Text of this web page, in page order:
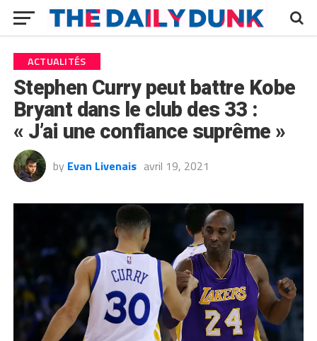
ACTUALITÉS
Stephen Curry peut battre Kobe
Bryant dans le club des 33 :
« J’ai une confiance suprême »
by Evan Livenais avril 19, 2021